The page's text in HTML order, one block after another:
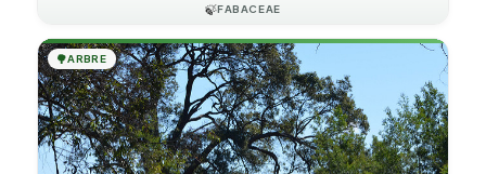
🍃FABACEAE
🌳ARBRE